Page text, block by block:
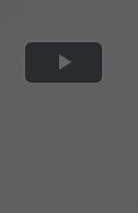
Play